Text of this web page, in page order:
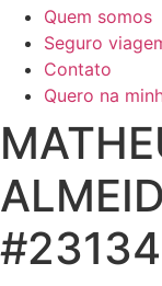
Quem somos
Seguro
Contato
Quero na
#23134